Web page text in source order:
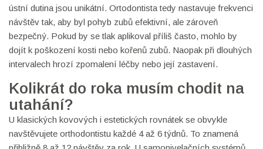
ústní dutina jsou unikátní. Ortodontista tedy nastavuje frekvenci
návštěv tak, aby byl pohyb zubů efektivní, ale zároveň
bezpečný. Pokud by se tlak aplikoval příliš často, mohlo by
dojít k poškození kosti nebo kořenů zubů. Naopak při dlouhých
intervalech hrozí zpomalení léčby nebo její zastavení.
Kolikrát do roka musím chodit na
utahání?
U klasických kovových i estetických rovnátek se obvykle
navštěvujete orthodontistu každé 4 až 6 týdnů. To znamená